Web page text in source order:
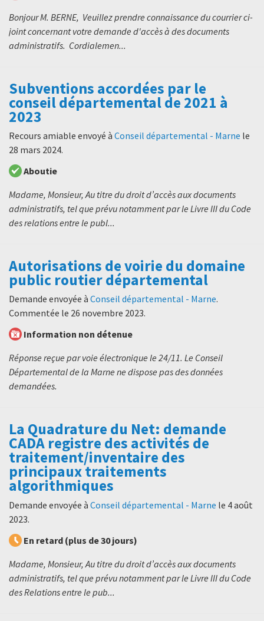
Bonjour M. BERNE, Veuillez prendre connaissance du courrier ci-
joint concernant votre demande d'accès à des documents
administratifs. Cordialemen...
Subventions accordées par le
conseil départemental de 2021 à
2023
Recours amiable envoyé à Conseil départemental - Marne le
28 mars 2024.
Aboutie
Madame, Monsieur, Au titre du droit d’accès aux documents
administratifs, tel que prévu notamment par le Livre III du Code
des relations entre le publ...
Autorisations de voirie du domaine
public routier départemental
Demande envoyée à Conseil départemental - Marne.
Commentée le 26 novembre 2023.
Information non détenue
Réponse reçue par voie électronique le 24/11. Le Conseil
Départemental de la Marne ne dispose pas des données
demandées.
La Quadrature du Net: demande
CADA registre des activités de
traitement/inventaire des
principaux traitements
algorithmiques
Demande envoyée à Conseil départemental - Marne le 4 août
2023.
En retard (plus de 30 jours)
Madame, Monsieur, Au titre du droit d’accès aux documents
administratifs, tel que prévu notamment par le Livre III du Code
des Relations entre le pub...